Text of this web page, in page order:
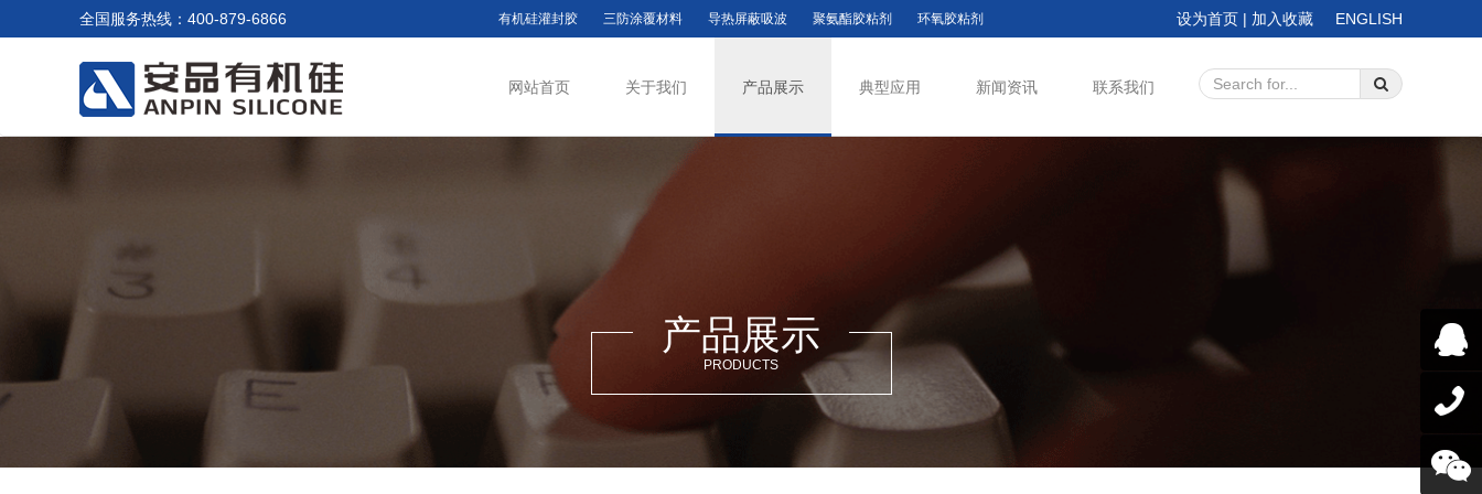
全国服务热线：400-879-6866 有机硅灌封胶 三防涂覆材料 导热屏蔽吸波 聚氨酯胶粘剂 环氧胶粘剂 ENGLISH
设为首页 | 加入收藏
网站首页 关于我们 产品展示 典型应用 新闻资讯 联系我们
产品展示
PRODUCTS